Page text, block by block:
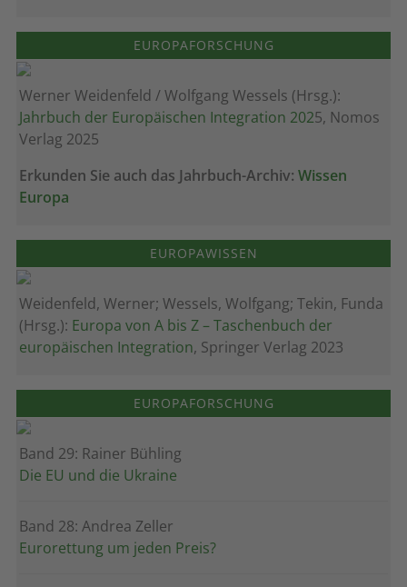
EUROPAFORSCHUNG
Werner Weidenfeld / Wolfgang Wessels (Hrsg.):
Jahrbuch der Europäischen Integration 2025, Nomos
Verlag 2025
Erkunden Sie auch das Jahrbuch-Archiv: Wissen
Europa
EUROPAWISSEN
Weidenfeld, Werner; Wessels, Wolfgang; Tekin, Funda
(Hrsg.): Europa von A bis Z – Taschenbuch der
europäischen Integration, Springer Verlag 2023
EUROPAFORSCHUNG
Band 29: Rainer Bühling
Die EU und die Ukraine
Band 28: Andrea Zeller
Eurorettung um jeden Preis?